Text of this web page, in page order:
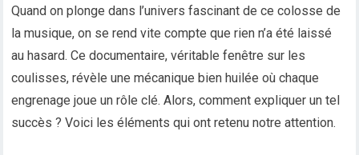
Quand on plonge dans l’univers fascinant de ce colosse de
la musique, on se rend vite compte que rien n’a été laissé
au hasard. Ce documentaire, véritable fenêtre sur les
coulisses, révèle une mécanique bien huilée où chaque
engrenage joue un rôle clé. Alors, comment expliquer un tel
succès ? Voici les éléments qui ont retenu notre attention.